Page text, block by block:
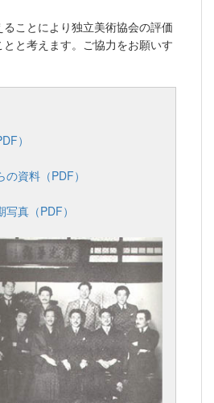
ことにより独立美術協会の評価
と考えます。ご協力をお願いす
）
資料（PDF）
真（PDF）